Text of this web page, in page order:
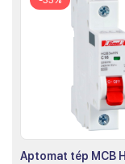
Aptomat tép MCB